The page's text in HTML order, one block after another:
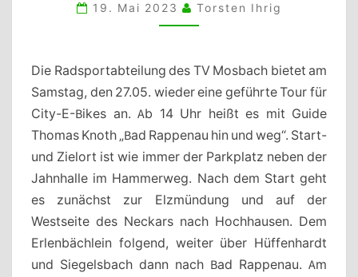
MIT
19. Mai 2023 Torsten Ihrig
Die Radsportabteilung des TV Mosbach bietet am
Samstag, den 27.05. wieder eine geführte Tour für
City-E-Bikes an. Ab 14 Uhr heißt es mit Guide
Thomas Knoth „Bad Rappenau hin und weg“. Start-
und Zielort ist wie immer der Parkplatz neben der
Jahnhalle im Hammerweg. Nach dem Start geht
es zunächst zur Elzmündung und auf der
Westseite des Neckars nach Hochhausen. Dem
Erlenbächlein folgend, weiter über Hüffenhardt
und Siegelsbach dann nach Bad Rappenau. Am